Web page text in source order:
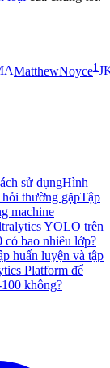
MatthewNoyce1
sử dụngHình
hỏi thường gặpTập
machine
YOLO trên
bao nhiêu lớp?
huấn luyện và tập
Platform để
không?